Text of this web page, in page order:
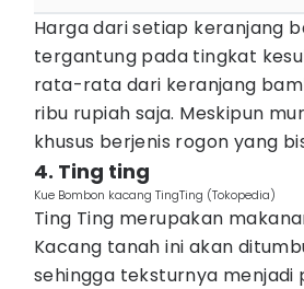
Harga dari setiap keranjang
tergantung pada tingkat
rata-rata dari keranjang
ribu rupiah saja. Meskipun
khusus berjenis rogon yang
4. Ting ting
Kue Bombon kacang TingTing (Tokopedia)
Ting Ting merupakan
Kacang tanah ini akan
sehingga teksturnya menjadi